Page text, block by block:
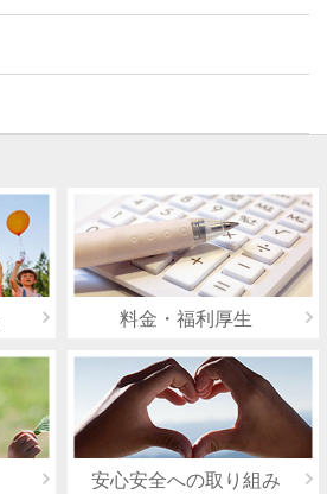
料金・福利厚生
安心安全への取り組み